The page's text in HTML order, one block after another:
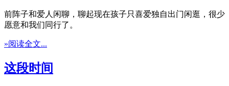
前阵子和爱人闲聊，聊起现在孩子只喜爱独自出门闲逛，很少
愿意和我们同行了。
»阅读全文...
这段时间